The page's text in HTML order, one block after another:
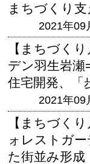
まちづくり
2021年09
【まちづく
デン羽生岩
住宅開発、「
2021年09
【まちづく
ォレストガ
た街並み形成